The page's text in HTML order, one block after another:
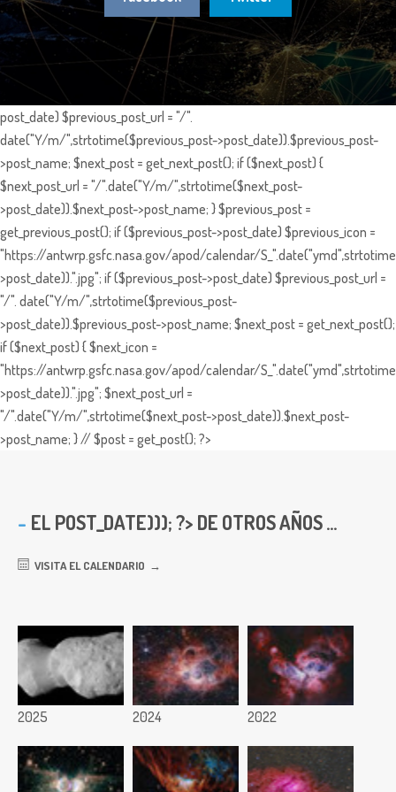
post_date) $previous_post_url = "/".
date("Y/m/",strtotime($previous_post->post_date)).$previous_post-
>post_name; $next_post = get_next_post(); if ($next_post) {
$next_post_url = "/".date("Y/m/",strtotime($next_post-
>post_date)).$next_post->post_name; } $previous_post =
get_previous_post(); if ($previous_post->post_date) $previous_icon =
"https://antwrp.gsfc.nasa.gov/apod/calendar/
>post_date)).".jpg"; if ($previous_post->post_date) $previous_post_url =
"/". date("Y/m/",strtotime($previous_post-
>post_date)).$previous_post->post_name; $next_post = get_next_post();
if ($next_post) { $next_icon =
"https://antwrp.gsfc.nasa.gov/apod/calendar/
>post_date)).".jpg"; $next_post_url =
"/".date("Y/m/",strtotime($next_post->post_date)).$next_post-
>post_name; } // $post = get_post(); ?>
EL POST_DATE))); ?> DE OTROS AÑOS ...
VISITA EL CALENDARIO
2025 2024 2022